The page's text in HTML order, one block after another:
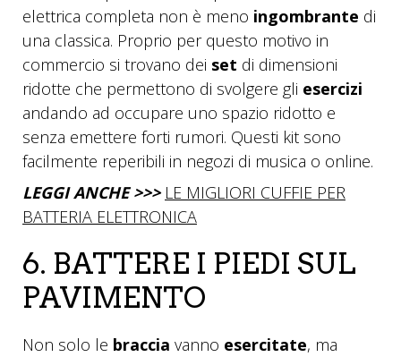
elettrica completa non è meno ingombrante di
una classica. Proprio per questo motivo in
commercio si trovano dei set di dimensioni
ridotte che permettono di svolgere gli esercizi
andando ad occupare uno spazio ridotto e
senza emettere forti rumori. Questi kit sono
facilmente reperibili in negozi di musica o online.
LEGGI ANCHE >>> LE MIGLIORI CUFFIE PER
BATTERIA ELETTRONICA
6. BATTERE I PIEDI SUL
PAVIMENTO
Non solo le braccia vanno esercitate, ma